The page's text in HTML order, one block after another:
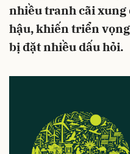
nhiều tranh cãi xung
hậu, khiến triển
bị đặt nhiều dấu hỏi.